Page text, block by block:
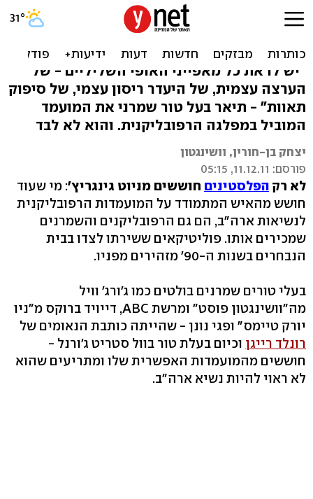
רפובליקנים נגד גינגריץ':
"צריך להתרחק ממנו"
"יש לו את כל מאפייני האופי השליליים - של
הערצה עצמית, של היעדר ריסון עצמי, של סיפוק
תאוות" - תיאר בעל טור שמרני את המועמד
המוביל במפלגה הרפובליקנית. והוא לא לבד
יצחק בן-חורין, וושינגטון
פורסם: 11.12.11, 05:15
לא רק הפלסטינים חוששים מניוט גינגריץ': מי שעוד
חושש מהאיש המתמודד על המועמדות הרפובליקנית
לנשיאות ארה"ב, הם גם הרפובליקנים והשמרנים
שמכירים אותו. פוליטיקאים ששירתו לצדו בבית
הנבחרים בשנות ה-90' מזהירים מפניו.
בעלי טורים שמרנים בולטים כמו ג'ורג' וויל
מה"וושינגטון פוסט" ומרשת ABC, דייויד ברוקס מ"ניו
יורק טיימס" ופגי נונן - שהייתה כותבת הנאומים של
רונלד רייגן וכיום בעלת טור בוול סטריט ג'ורנל -
חוששים מהמועמדות האפשרית שלו ומתריעים שהוא
לא ראוי להיות נשיא ארה"ב.